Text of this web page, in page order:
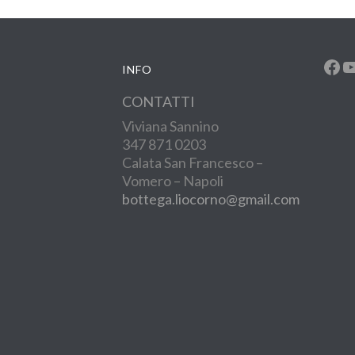
INFO
CONTATTI
Viviana Sannino
347 871 0203
Calata San Francesco –
Vomero – Napoli
bottega.liocorno@gmail.com